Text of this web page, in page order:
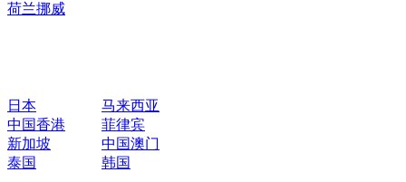
荷兰挪威
日本
马来西亚
中国香港
菲律宾
新加坡
中国澳门
泰国
韩国